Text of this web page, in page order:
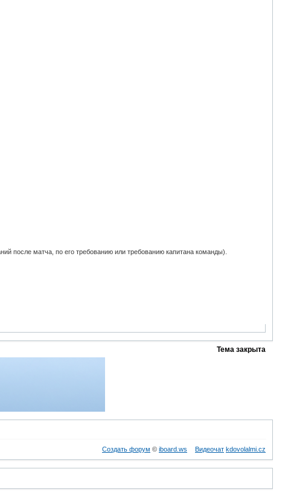
после матча, по его требованию или требованию капитана команды).
Тема закрыта
Создать форум © iboard.ws Видеочат kdovolalmi.cz